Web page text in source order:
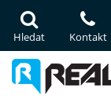
Hledat Kontakt